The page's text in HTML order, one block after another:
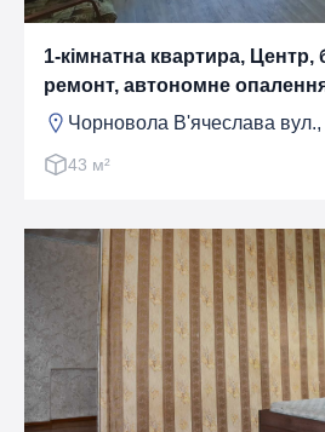
1-кімнатна квартира, Центр,
ремонт, автономне
Чорновола В'ячеслава вул.,
43 м²